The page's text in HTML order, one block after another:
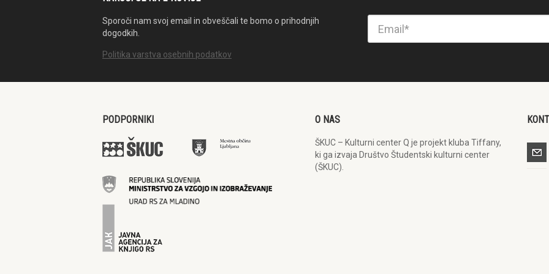
Sporoči nam svoj email in obveščali te bomo o prihodnjih
dogodkih.
Politika varstva osebnih podatkov
PODPORNIKI O NAS
ŠKUC – Kulturni center Q je projekt kluba Tiffany,
ki ga izvaja Društvo Študentski kulturni center
(ŠKUC).